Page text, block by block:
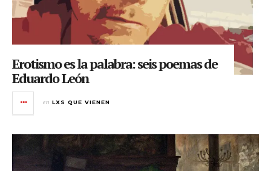
Erotismo es la palabra: seis poemas de
Eduardo León
en LXS QUE VIENEN